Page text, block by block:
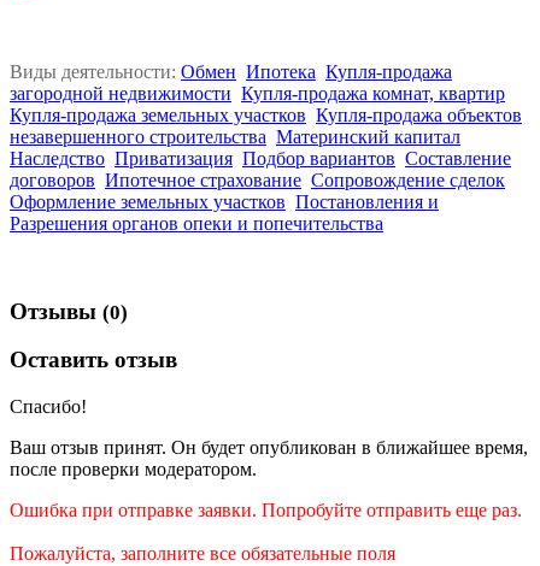
Виды деятельности: Обмен Ипотека Купля-продажа
загородной недвижимости Купля-продажа комнат, квартир
Купля-продажа земельных участков Купля-продажа объектов
незавершенного строительства Материнский капитал
Наследство Приватизация Подбор вариантов Составление
договоров Ипотечное страхование Сопровождение сделок
Оформление земельных участков Постановления и
Разрешения органов опеки и попечительства
Отзывы (0)
Оставить отзыв
Спасибо!
Ваш отзыв принят. Он будет опубликован в ближайшее время,
после проверки модератором.
Ошибка при отправке заявки. Попробуйте отправить еще раз.
Пожалуйста, заполните все обязательные поля